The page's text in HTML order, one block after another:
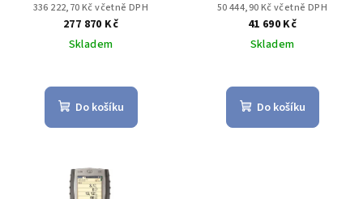
336 222,70 Kč včetně DPH
277 870 Kč
Skladem
Do košíku
50 444,90 Kč včetně DPH
41 690 Kč
Skladem
Do košíku